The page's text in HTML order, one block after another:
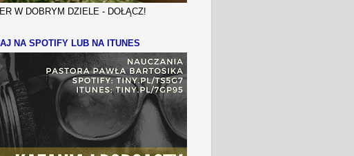
W DOBRYM DZIELE - DOŁĄCZ!
NA SPOTIFY LUB NA ITUNES